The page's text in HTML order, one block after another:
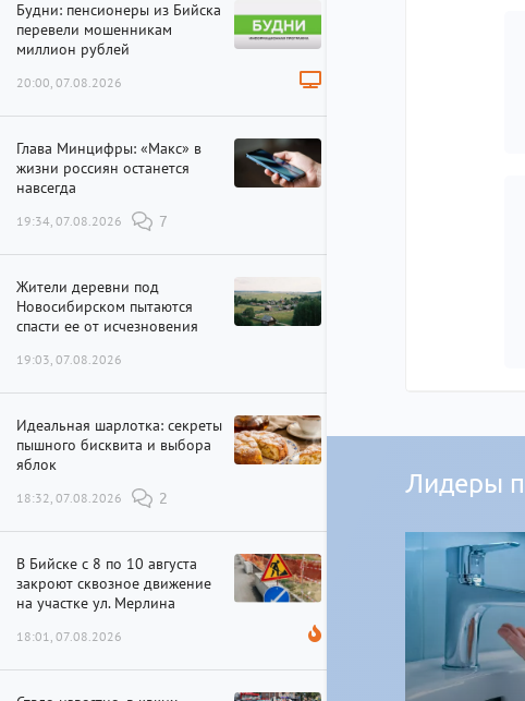
Будни: пенсионеры из Бийска
перевели мошенникам
миллион рублей
20:00, 07.08.2026
Глава Минцифры: «Макс» в
жизни россиян останется
навсегда
19:34, 07.08.2026 7
Жители деревни под
Новосибирском пытаются
спасти ее от исчезновения
19:03, 07.08.2026
Идеальная шарлотка: секреты
пышного бисквита и выбора
яблок
18:32, 07.08.2026 2
В Бийске с 8 по 10 августа
закроют сквозное движение
на участке ул. Мерлина
18:01, 07.08.2026
Лидеры